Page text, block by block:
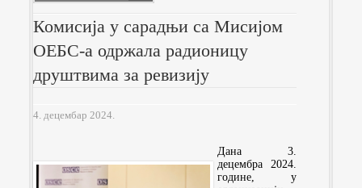
Комисија у сарадњи са Мисијом
ОЕБС-а одржала радионицу
друштвима за ревизију
4. децембар 2024.
Дана 3.
децембра 2024.
године, у